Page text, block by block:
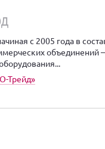
с 2005 года в
объединений
Трейд»